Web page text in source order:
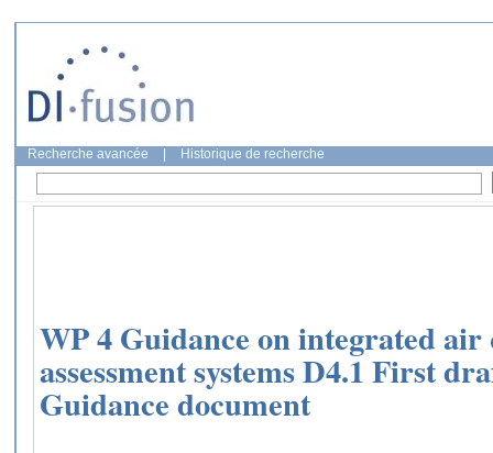
Recherche avancée Historique de recherche
WP 4 Guidance on integrated
assessment systems D4.1 First
Guidance document